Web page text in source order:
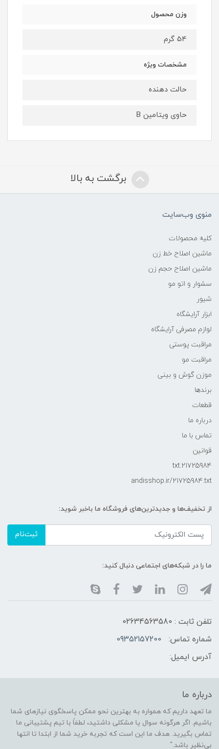
وزن محصول
54 گرم
مشخصات ویژه
حالت دهنده
حاوی ویتامین B
برگشت به بالا
منوی وب‌سایت
کلیه محصولات
ماشین اصلاح خط زن
ماشین اصلاح حجم زن
سشوار و اتو مو
شیور
ابزار آرایشگاه
لوازم مصرفی آرایشگاه
مراقبت پوستی
مراقبت مو
موزن گوش و بینی
برندها
قطعات
درباره ما
تماس با ما
قوانین
21725984.txt
andisshop.ir/21725984.txt
از تخفیف‌ها و جدیدترین‌های فروشگاه ما باخبر شوید:
ثبت‌نام
ما را در شبکه‌های اجتماعی دنبال کنید:
تلفن ثابت : 02634563580
شماره تماس:
09352157200
آدرس ایمیل:
درباره ما
ما تعهد داریم که همواره به بهترین نحو ممکن پاسخگوی نیازهای شما
باشیم. اگر هرگونه سوال یا مشکلی داشتید، لطفاً با تیم پشتیبانی ما
تماس بگیرید. هدف ما این است که تجربه خرید شما از ابتدا تا انتها
بی‌نظیر باشد."